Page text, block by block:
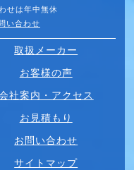
せは年中無休
い合わせ
取扱メーカー
お客様の声
社案内・アクセス
お見積もり
お問い合わせ
サイトマップ